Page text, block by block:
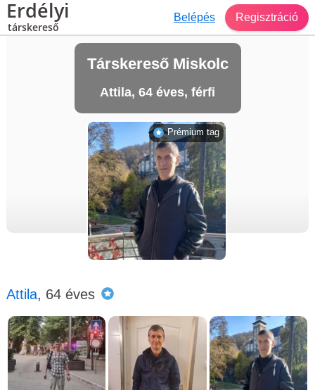
Erdélyi
társkereső
Belépés Regisztráció
Társkereső Miskolc
Attila, 64 éves, férfi
Attila, 64 éves
Prémium tag